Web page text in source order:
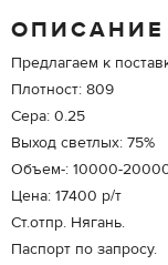
ОПИСАНИЕ
Предлагаем к
Плотност: 809
Сера: 0.25
Выход светлых: 75%
Объем-: 10000-
Цена: 17400 р/т
Ст.отпр. Нягань.
Паспорт по запросу.